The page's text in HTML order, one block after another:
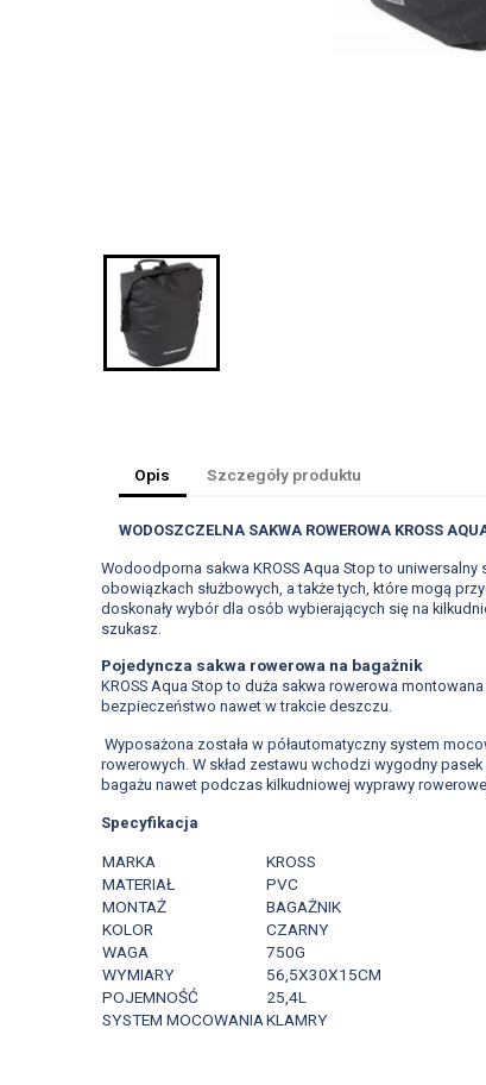
Opis Szczegóły produktu
WODOSZCZELNA SAKWA ROWEROWA KROSS
Wodoodporna sakwa KROSS Aqua Stop to
obowiązkach służbowych, a także tych, które mogą
doskonały wybór dla osób wybierających się na
szukasz.
Pojedyncza sakwa rowerowa na bagażnik
KROSS Aqua Stop to duża sakwa rowerowa
bezpieczeństwo nawet w trakcie deszczu.
Wyposażona została w półautomatyczny system
rowerowych. W skład zestawu wchodzi wygodny
bagażu nawet podczas kilkudniowej wyprawy
Specyfikacja
MARKA
KROSS
MATERIAŁ
PVC
MONTAŻ
BAGAŻNIK
KOLOR
CZARNY
WAGA
750G
WYMIARY
56,5X30X15CM
POJEMNOŚĆ
25,4L
SYSTEM MOCOWANIAKLAMRY